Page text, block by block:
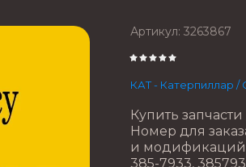
Артикул: 3263867
КАТ - Катерпиллар /
Купить
Номер для
и модификаций
385-7933,